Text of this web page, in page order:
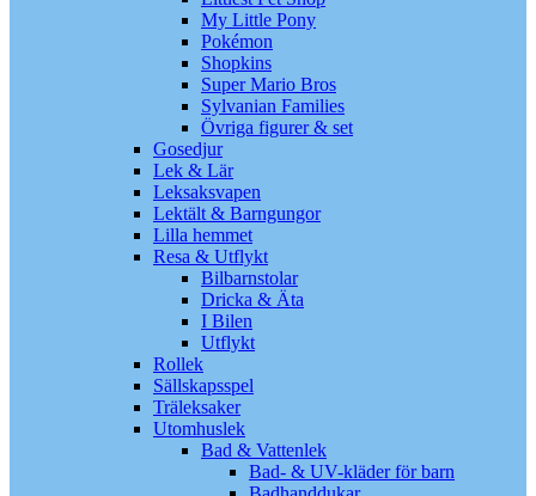
My Little Pony
Pokémon
Shopkins
Super Mario Bros
Sylvanian Families
Övriga figurer & set
Gosedjur
Lek & Lär
Leksaksvapen
Lektält & Barngungor
Lilla hemmet
Resa & Utflykt
Bilbarnstolar
Dricka & Äta
I Bilen
Utflykt
Rollek
Sällskapsspel
Träleksaker
Utomhuslek
Bad & Vattenlek
Bad- & UV-kläder för barn